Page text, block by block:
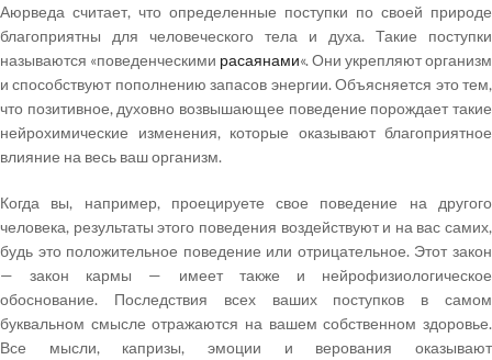
Аюрведа считает, что определенные поступки по своей природе
благоприятны для человеческого тела и духа. Такие поступки
называются «поведенческими расаянами«. Они укрепляют организм
и способствуют пополнению запасов энергии. Объясняется это тем,
что позитивное, духовно возвышающее поведение порождает такие
нейрохимические изменения, которые оказывают благоприятное
влияние на весь ваш организм.
Когда вы, например, проецируете свое поведение на другого
человека, результаты этого поведения воздействуют и на вас самих,
будь это положительное поведение или отрицательное. Этот закон
— закон кармы — имеет также и нейрофизиологическое
обоснование. Последствия всех ваших поступков в самом
буквальном смысле отражаются на вашем собственном здоровье.
Все мысли, капризы, эмоции и верования оказывают